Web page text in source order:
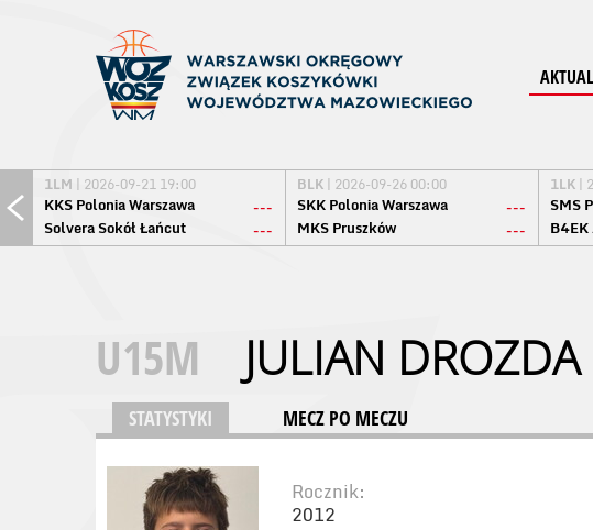
1LM | 2026-09-21 19:00
KKS Polonia Warszawa
---
Solvera Sokół Łańcut
---
BLK | 2026-09-26 00:00
SKK Polonia Warszawa
---
MKS Pruszków
---
1LK |
SMS
U15M JULIAN DROZDA
STATYSTYKI MECZ PO MECZU
Rocznik:
2012